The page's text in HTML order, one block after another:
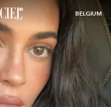
BELGIUM